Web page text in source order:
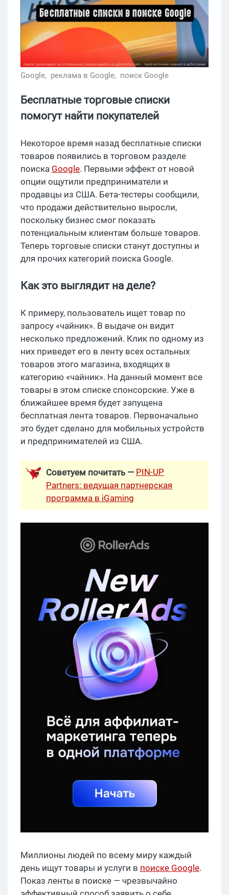
Google, реклама в Google, поиск Google
Бесплатные торговые списки
помогут найти покупателей
Некоторое время назад бесплатные списки
товаров появились в торговом разделе
поиска Google. Первыми эффект от новой
опции ощутили предприниматели и
продавцы из США. Бета-тестеры сообщили,
что продажи действительно выросли,
поскольку бизнес смог показать
потенциальным клиентам больше товаров.
Теперь торговые списки станут доступны и
для прочих категорий поиска Google.
Как это выглядит на деле?
К примеру, пользователь ищет товар по
запросу «чайник». В выдаче он видит
несколько предложений. Клик по одному из
них приведет его в ленту всех остальных
товаров этого магазина, входящих в
категорию «чайник». На данный момент все
товары в этом списке спонсорские. Уже в
ближайшее время будет запущена
бесплатная лента товаров. Первоначально
это будет сделано для мобильных устройств
и предпринимателей из США.
Советуем почитать — PIN-UP
Partners: ведущая партнерская
программа в iGaming
Миллионы людей по всему миру каждый
день ищут товары и услуги в поиске Google.
Показ ленты в поиске — чрезвычайно